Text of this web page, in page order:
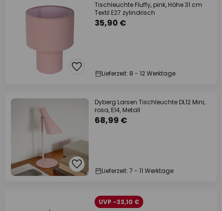
Tischleuchte Fluffy, pink, Höhe 31 cm
Textil E27 zylindrisch
35,90 €
Lieferzeit: 8 - 12 Werktage
Dyberg Larsen Tischleuchte DL12 Mini,
rosa, E14, Metall
68,99 €
Lieferzeit: 7 - 11 Werktage
UVP -33,10 €